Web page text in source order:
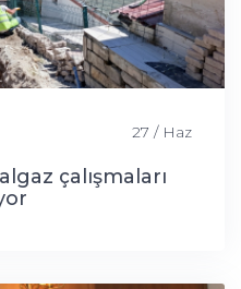
27 / Haz
çalışmaları